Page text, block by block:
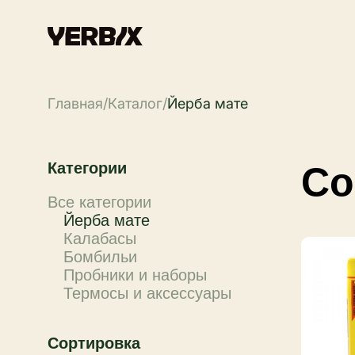
Главная/Каталог/Йерба мате
Категории
Все категории
Йерба мате
Калабасы
Бомбильи
Пробники и наборы
Термосы и аксессуары
Сортировка